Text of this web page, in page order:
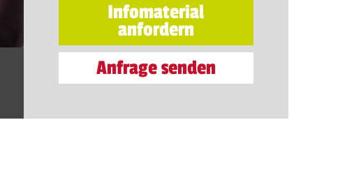
Infomaterial
anfordern
Anfrage senden